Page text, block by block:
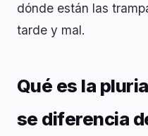
dónde están las
tarde y mal.
Qué es la
se diferencia